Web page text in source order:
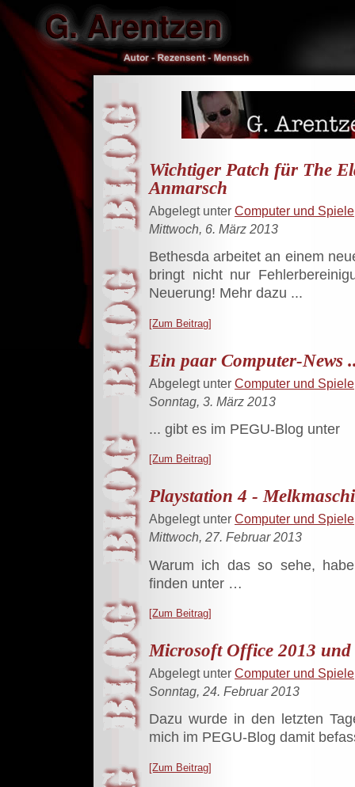
Wichtiger Patch für The
Anmarsch
Abgelegt unter Computer und Spiele
Mittwoch, 6. März 2013
Bethesda arbeitet an einem
bringt nicht nur
Neuerung! Mehr dazu ...
[Zum Beitrag]
Ein paar Computer-News
Abgelegt unter Computer und Spiele
Sonntag, 3. März 2013
... gibt es im PEGU-Blog unter
[Zum Beitrag]
Playstation 4 -
Abgelegt unter Computer und Spiele
Mittwoch, 27. Februar 2013
Warum ich das so sehe,
finden unter …
[Zum Beitrag]
Microsoft Office 2013
Abgelegt unter Computer und Spiele
Sonntag, 24. Februar 2013
Dazu wurde in den letzten
mich im PEGU-Blog damit
[Zum Beitrag]